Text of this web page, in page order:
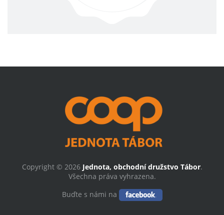
Copyright © 2026 Jednota, obchodní družstvo Tábor.
Všechna práva vyhrazena.
Buďte s námi na